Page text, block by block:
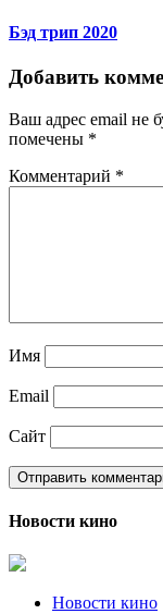
Бэд трип 2020
Добавить
Ваш адрес email не
помечены *
Комментарий *
Имя
Email
Сайт
Новости кино
Новости кино